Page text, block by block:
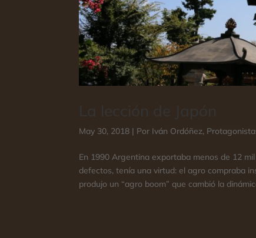
May 30, 2018 | Por Iván Ordóñez,
En 1990 Argentina exportaba menos de 12
defectos, tenía una virtud: el agro compraba
produjo un “agro boom” que cambió la